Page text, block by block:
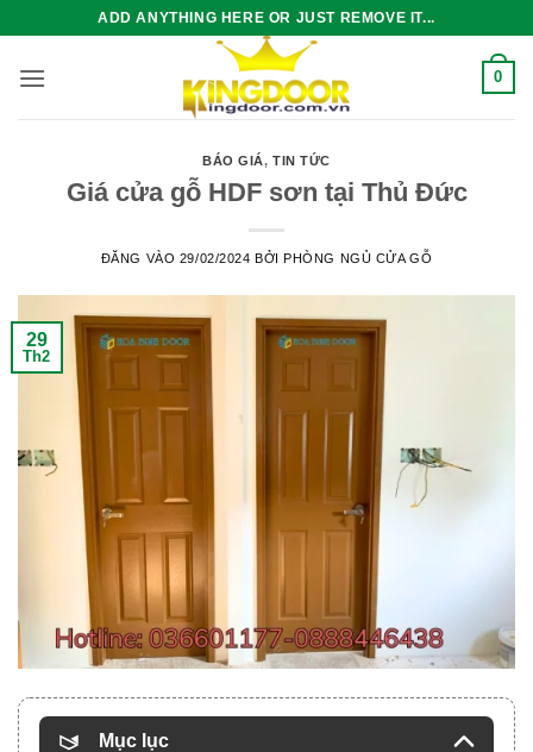
nội
ADD ANYTHING HERE OR JUST REMOVE IT...
0
BÁO GIÁ,TIN TỨC
Giá cửa gỗ HDF sơn tại Thủ Đức
ĐĂNG VÀO 29/02/2024 BỞIPHÒNG NGỦ CỬA GỖ
29
Th2
Mục lục